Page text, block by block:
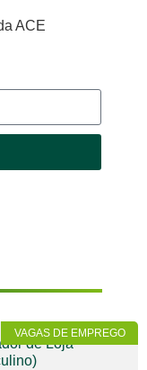
ACE
VAGAS DE EMPREGO
de Loja